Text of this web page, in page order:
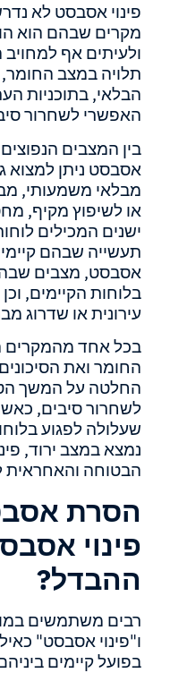
פינוי אסבסט לא
מקרים שבהם הוא
ולעיתים אף
תלויה במצב
הבלאי, בתוכניות
האפשרי לשחרור
בין המצבים
אסבסט ניתן למצוא
מבלאי משמעותי,
או לשיפוץ מקיף,
ישנים המכילים
תעשייה שבהם
אסבסט, מצבים
בלוחות הקיימים,
עירונית או שדרוג
בכל אחד מהמקרים
החומר ואת
החלטה על המשך
לשחרור סיבים,
שעלולה לפגוע
נמצא במצב ירוד,
הבטוחה
הסרת
פינוי
ההבדל?
רבים משתמשים
ו"פינוי אסבסט"
בפועל קיימים